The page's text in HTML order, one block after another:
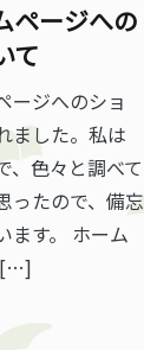
ページへの
て
ージへのショ
ました。私は
、色々と調べて
ったので、備忘
ます。 ホーム
[…]